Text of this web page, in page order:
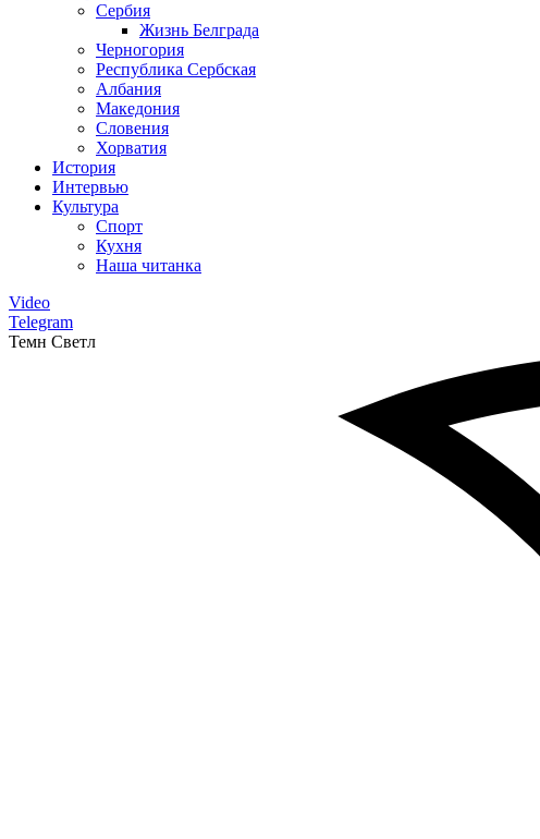
Сербия
Жизнь Белграда
Черногория
Республика Сербская
Албания
Македония
Словения
Хорватия
История
Интервью
Культура
Спорт
Кухня
Наша читанка
Video
Telegram
Темн Светл